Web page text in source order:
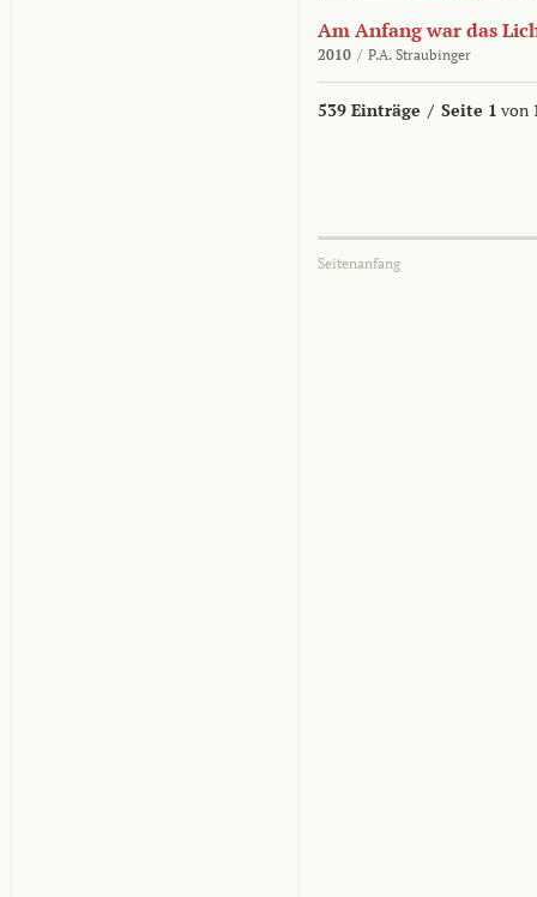
Am Anfang war das
2010 / P.A. Straubinger
539 Einträge / Seite 1 von
Seitenanfang